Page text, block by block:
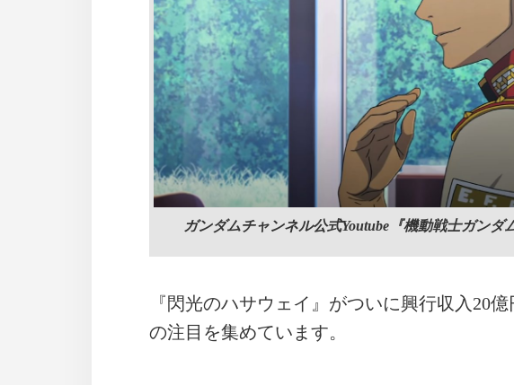
ガンダムチャンネル公式Youtube『機動戦士ガンダ
『閃光のハサウェイ』がついに興行収入20
の注目を集めています。